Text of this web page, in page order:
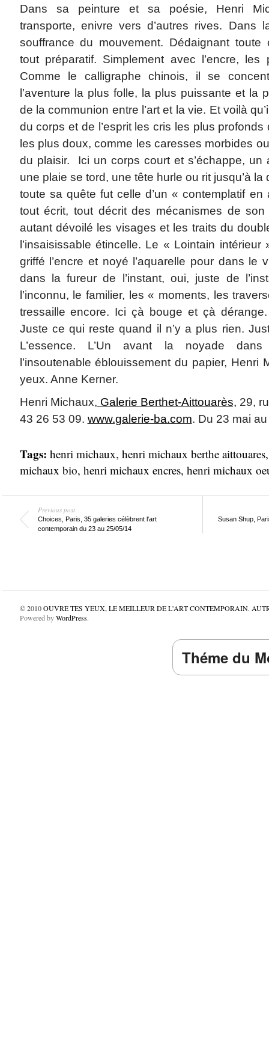
Dans sa peinture et sa poésie, Henri
transporte, enivre vers d’autres rives. Dans
souffrance du mouvement. Dédaignant toute
tout préparatif. Simplement avec l’encre,
Comme le calligraphe chinois, il se
l’aventure la plus folle, la plus puissante et la
de la communion entre l’art et la vie. Et voilà
du corps et de l’esprit les cris les plus profonds
les plus doux, comme les caresses morbides
du plaisir. Ici un corps court et s’échappe, un
une plaie se tord, une tête hurle ou rit jusqu’à
toute sa quête fut celle d’un « contemplatif
tout écrit, tout décrit des mécanismes de son
autant dévoilé les visages et les traits du
l’insaisissable étincelle. Le « Lointain intérieur
griffé l’encre et noyé l’aquarelle pour dans le
dans la fureur de l’instant, oui, juste de
l’inconnu, le familier, les « moments, les
tressaille encore. Ici çà bouge et çà
Juste ce qui reste quand il n’y a plus rien.
L’essence. L’Un avant la noyade
l’insoutenable éblouissement du papier, Henri
yeux. Anne Kerner.
Henri Michaux, Galerie Berthet-Aittouarès, 29,
43 26 53 09. www.galerie-ba.com. Du 23 mai
Tags: henri michaux, henri michaux berthe aittouares
michaux bio, henri michaux encres, henri michaux
Previous post
Choices, Paris, 35 galeries célèbrent l'art
contemporain du 23 au 25/05/14
Susan Shup,
© 2010OUVRE TES YEUX, LE MEILLEUR DE L'ART CONTEMPORAIN.
Powered byWordPress.
Théme du